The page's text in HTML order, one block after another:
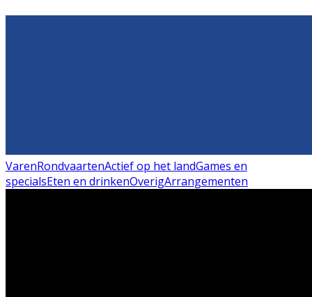
VarenRondvaartenActief op het landGames en
specialsEten en drinkenOverigArrangementen